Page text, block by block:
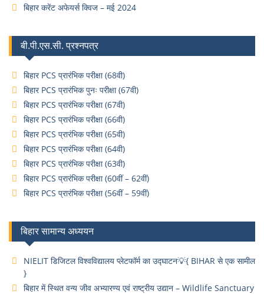
बिहार करेंट अफेयर्स क्विज – मई 2024
बी.पी.एस.सी. प्रश्नपत्र
बिहार PCS प्रारंभिक परीक्षा (68वी)
बिहार PCS प्रारंभिक पुनः परीक्षा (67वी)
बिहार PCS प्रारंभिक परीक्षा (67वी)
बिहार PCS प्रारंभिक परीक्षा (66वी)
बिहार PCS प्रारंभिक परीक्षा (65वी)
बिहार PCS प्रारंभिक परीक्षा (64वी)
बिहार PCS प्रारंभिक परीक्षा (63वी)
बिहार PCS प्रारंभिक परीक्षा (60वीं – 62वीं)
बिहार PCS प्रारंभिक परीक्षा (56वीं – 59वीं)
बिहार सामान्य अध्ययन
NIELIT डिजिटल विश्वविद्यालय प्लेटफॉर्म का उद्घाटन💡{ BIHAR से एक सामील
}
बिहार में स्थित वन्य जीव अभ्यारण्य एवं राष्ट्रीय उद्यान – Wildlife Sanctuary